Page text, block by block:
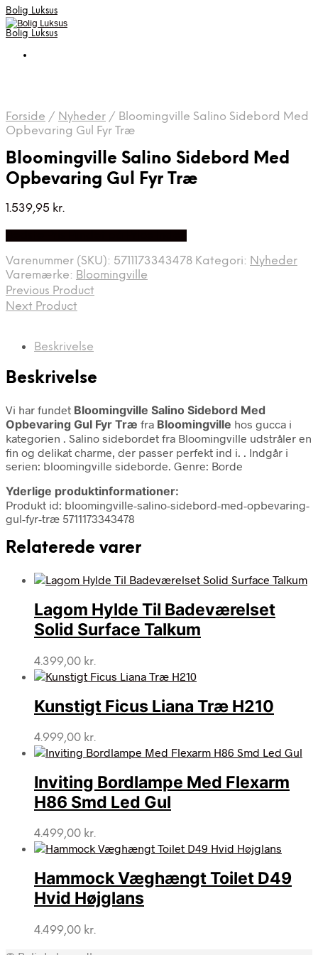
Bolig Luksus
Bolig Luksus
Forside / Nyheder / Bloomingville Salino Sidebord Med
Opbevaring Gul Fyr Træ
Bloomingville Salino Sidebord Med
Opbevaring Gul Fyr Træ
1.539,95 kr.
Varenummer (SKU): 5711173343478 Kategori: Nyheder
Varemærke: Bloomingville
Previous Product
Next Product
Beskrivelse
Beskrivelse
Vi har fundet Bloomingville Salino Sidebord Med
Opbevaring Gul Fyr Træ fra Bloomingville hos gucca i
kategorien . Salino sidebordet fra Bloomingville udstråler en
fin og delikat charme, der passer perfekt ind i. . Indgår i
serien: bloomingville sideborde. Genre: Borde
Yderlige produktinformationer:
Produkt id: bloomingville-salino-sidebord-med-opbevaring-
gul-fyr-træ 5711173343478
Relaterede varer
Lagom Hylde Til Badeværelset
Solid Surface Talkum
4.399,00 kr.
Kunstigt Ficus Liana Træ H210
4.999,00 kr.
Inviting Bordlampe Med Flexarm
H86 Smd Led Gul
4.499,00 kr.
Hammock Væghængt Toilet D49
Hvid Højglans
4.499,00 kr.